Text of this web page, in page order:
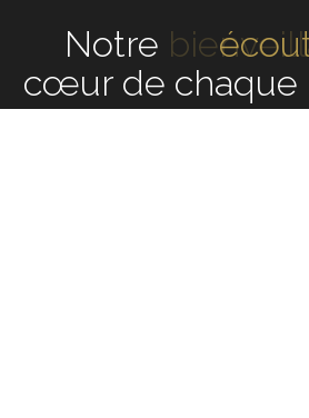
Notreécoute
chaque